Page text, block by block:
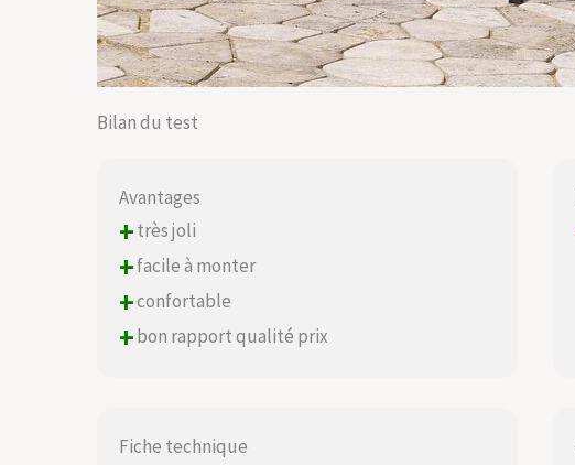
Bilan du test
Avantages
+très joli
+facile à monter
+confortable
+bon rapport qualité prix
Fiche technique